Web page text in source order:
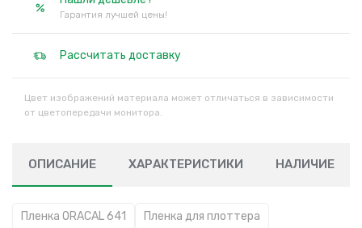
Гарантия лучшей цены!
Рассчитать доставку
Цвет изображений материала может отличаться в зависимости
от цветопередачи монитора.
ОПИСАНИЕ ХАРАКТЕРИСТИКИ НАЛИЧИЕ
Пленка ORACAL 641
Пленка для плоттера